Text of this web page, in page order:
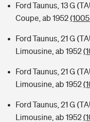
Ford Taunus, 13 G
Coupe, ab 1952
Ford Taunus, 21 G
Limousine, ab 1952
Ford Taunus, 21 G
Limousine, ab 1952
Ford Taunus, 21 G
Limousine, ab 1952